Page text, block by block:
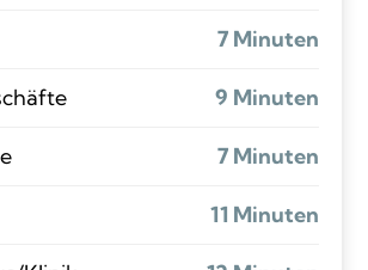
7 Minuten
9 Minuten
7 Minuten
11 Minuten